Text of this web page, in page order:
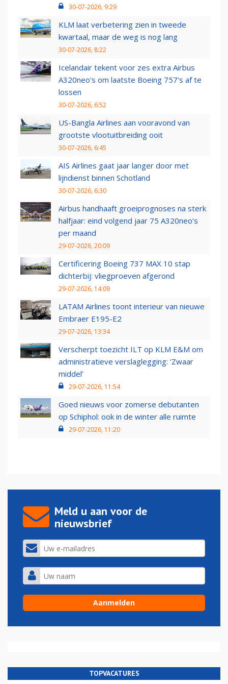
30-07-2026, 9:29
KLM laat verbetering zien in tweede
kwartaal, maar de weg is nog lang
30-07-2026, 8:22
Icelandair tekent voor zes extra Airbus
A320neo's om laatste Boeing 757's af te
lossen
30-07-2026, 6:52
US-Bangla Airlines aan vooravond van
grootste vlootuitbreiding ooit
30-07-2026, 6:45
AIS Airlines gaat jaar langer door met
lijndienst binnen Schotland
30-07-2026, 6:30
Airbus handhaaft groeiprognoses na sterk
halfjaar: eind volgend jaar 75 A320neo’s
per maand
29-07-2026, 20:09
Certificering Boeing 737 MAX 10 stap
dichterbij: vliegproeven afgerond
29-07-2026, 14:09
LATAM Airlines toont interieur van nieuwe
Embraer E195-E2
29-07-2026, 13:34
Verscherpt toezicht ILT op KLM E&M om
administratieve verslaglegging: ‘Zwaar
middel’
29-07-2026, 11:54
Goed nieuws voor zomerse debutanten
op Schiphol: ook in de winter alle ruimte
29-07-2026, 11:20
Meld u aan voor de
nieuwsbrief
TOPVACATURES